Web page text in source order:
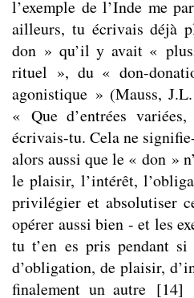
l’exemple de l’Inde me
ailleurs, tu écrivais déjà
don » qu’il y avait «
rituel », du « don-
agonistique » (Mauss,
« Que d’entrées
écrivais-tu. Cela ne
alors aussi que le « don »
le plaisir, l’intérêt,
privilégier et absolutiser
opérer aussi bien - et les
tu t’en es pris pendant
d’obligation, de plaisir,
finalement un autre [14]